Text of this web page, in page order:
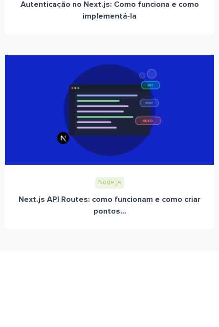
Autenticação no Next.js: Como funciona e como
implementá-la
Node.js
Next.js API Routes: como funcionam e como criar
pontos...